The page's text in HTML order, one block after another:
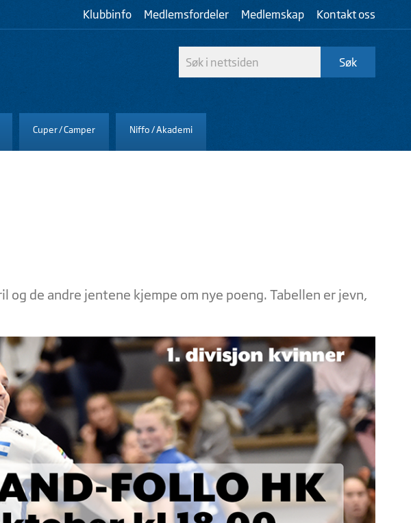
Klubbinfo Medlemsfordeler Medlemskap Kontakt oss
Cuper / Camper Niffo / Akademi
og de andre jentene kjempe om nye poeng. Tabellen er jevn,